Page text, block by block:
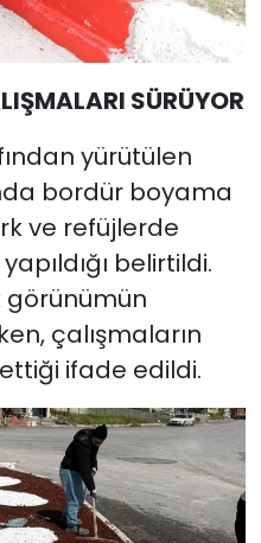
SÜRÜYOR
yürütülen
bordür boyama
ve refüjlerde
belirtildi.
çalışmaların
ifade edildi.